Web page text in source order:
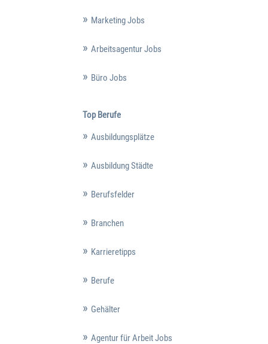
Marketing Jobs
Arbeitsagentur Jobs
Büro Jobs
Top Berufe
Ausbildungsplätze
Ausbildung Städte
Berufsfelder
Branchen
Karrieretipps
Berufe
Gehälter
Agentur für Arbeit Jobs